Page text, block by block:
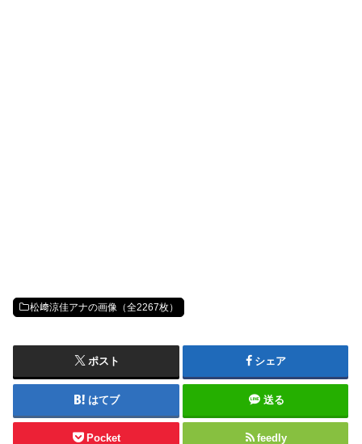
松﨑涼佳アナの画像（全2267枚）
ポスト シェア
はてブ 送る
Pocket feedly